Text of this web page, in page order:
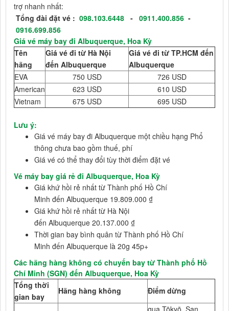
trợ nhanh nhất:
Tổng đài đặt vé : 098.103.6448 - 0911.400.856 -
0916.699.856
Giá vé máy bay đi Albuquerque, Hoa Kỳ
Tên
hãng
Giá vé đi từ Hà Nội
đến Albuquerque
Giá vé đi từ TP.HCM đến
Albuquerque
EVA
750 USD
726 USD
American
623 USD
610 USD
Vietnam
675 USD 695 USD
Lưu ý:
Giá vé máy bay đi Albuquerque một chiều hạng Phổ
thông chưa bao gồm thuế, phí
Giá vé có thể thay đổi tùy thời điểm đặt vé
Vé máy bay giá rẻ đi Albuquerque, Hoa Kỳ
Giá khứ hồi rẻ nhất từ Thành phố Hồ Chí
Minh đến Albuquerque 19.809.000 ₫
Giá khứ hồi rẻ nhất từ Hà Nội
đến Albuquerque 20.137.000 ₫
Thời gian bay bình quân từ Thành phố Hồ Chí
Minh đến Albuquerque là 20g 45p+
Các hãng hàng không có chuyến bay từ Thành phố Hồ
Chí Minh (SGN) đến Albuquerque, Hoa Kỳ
Tổng thời
gian bay
Hãng hàng không Điểm dừng
qua Tōkyō, San